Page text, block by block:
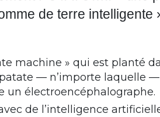
de terre intelligente
machine » qui est planté
— n’importe laquelle
un électroencéphalographe.
de l’intelligence